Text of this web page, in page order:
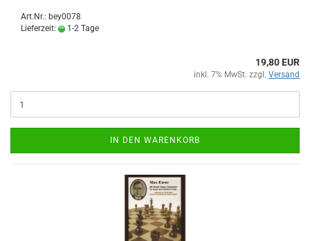
Art.Nr.: bey0078
Lieferzeit:
1-2 Tage
19,80 EUR
inkl. 7% MwSt. zzgl. Versand
IN DEN WARENKORB